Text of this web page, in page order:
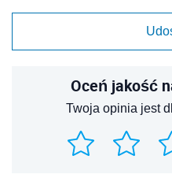
Oceń jakość
Twoja opinia jest